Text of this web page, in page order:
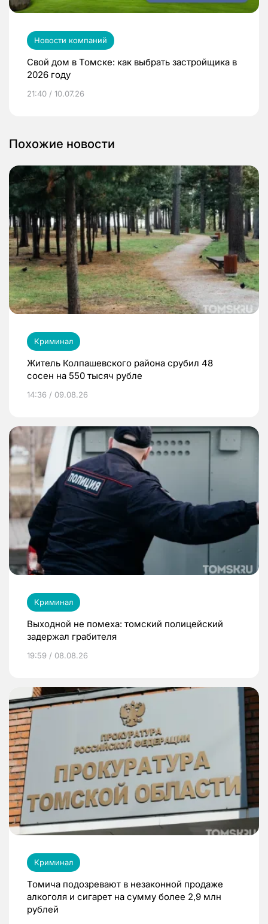
Новости компаний
Свой дом в Томске: как выбрать застройщика в
2026 году
21:40 / 10.07.26
Похожие новости
Криминал
Житель Колпашевского района срубил 48
сосен на 550 тысяч рубле
14:36 / 09.08.26
Криминал
Выходной не помеха: томский полицейский
задержал грабителя
19:59 / 08.08.26
Криминал
Томича подозревают в незаконной продаже
алкоголя и сигарет на сумму более 2,9 млн
рублей